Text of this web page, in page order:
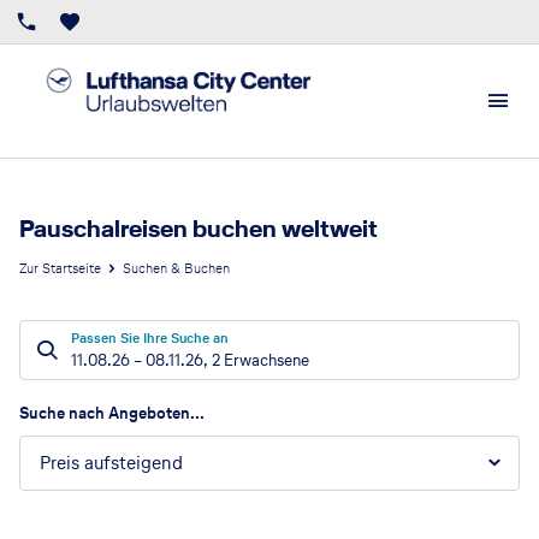
Pauschalreisen buchen weltweit
Zur Startseite Suchen & Buchen
Passen Sie Ihre Suche an
11.08.26 –08.11.26, 2 Erwachsene
Suche nach Angeboten...
Preis aufsteigend